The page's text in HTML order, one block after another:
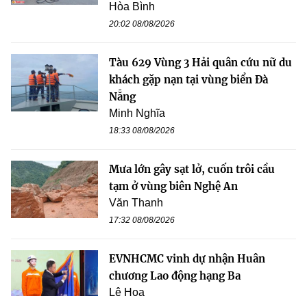
Hòa Bình
20:02 08/08/2026
Tàu 629 Vùng 3 Hải quân cứu nữ du
khách gặp nạn tại vùng biển Đà
Nẵng
Minh Nghĩa
18:33 08/08/2026
Mưa lớn gây sạt lở, cuốn trôi cầu
tạm ở vùng biên Nghệ An
Văn Thanh
17:32 08/08/2026
EVNHCMC vinh dự nhận Huân
chương Lao động hạng Ba
Lê Hoa